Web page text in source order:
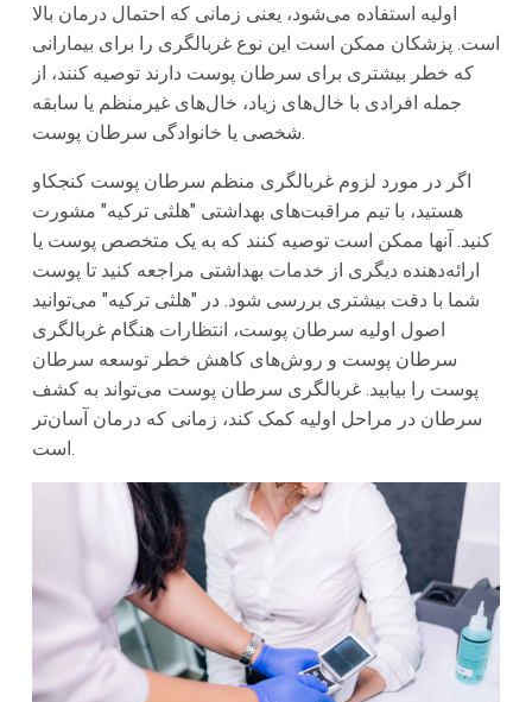
اولیه استفاده می‌شود، یعنی زمانی که احتمال درمان بالا
است. پزشکان ممکن است این نوع غربالگری را برای بیمارانی
که خطر بیشتری برای سرطان پوست دارند توصیه کنند، از
جمله افرادی با خال‌های زیاد، خال‌های غیرمنظم یا سابقه
شخصی یا خانوادگی سرطان پوست.
اگر در مورد لزوم غربالگری منظم سرطان پوست کنجکاو
هستید، با تیم مراقبت‌های بهداشتی "هلثی ترکیه" مشورت
کنید. آنها ممکن است توصیه کنند که به یک متخصص پوست یا
ارائه‌دهنده دیگری از خدمات بهداشتی مراجعه کنید تا پوست
شما با دقت بیشتری بررسی شود. در "هلثی ترکیه" می‌توانید
اصول اولیه سرطان پوست، انتظارات هنگام غربالگری
سرطان پوست و روش‌های کاهش خطر توسعه سرطان
پوست را بیابید. غربالگری سرطان پوست می‌تواند به کشف
سرطان در مراحل اولیه کمک کند، زمانی که درمان آسان‌تر
است.